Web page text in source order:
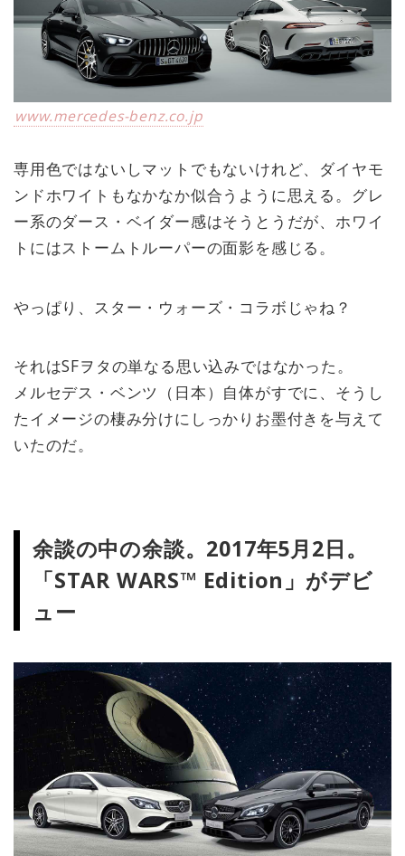
www.mercedes-benz.co.jp
専用色ではないしマットでもないけれど、ダイヤモ
ンドホワイトもなかなか似合うように思える。グレ
ー系のダース・ベイダー感はそうとうだが、ホワイ
トにはストームトルーパーの面影を感じる。
やっぱり、スター・ウォーズ・コラボじゃね？
それはSFヲタの単なる思い込みではなかった。
メルセデス・ベンツ（日本）自体がすでに、そうし
たイメージの棲み分けにしっかりお墨付きを与えて
いたのだ。
余談の中の余談。2017年5月2日。
「STAR WARS™️ Edition」がデビ
ュー